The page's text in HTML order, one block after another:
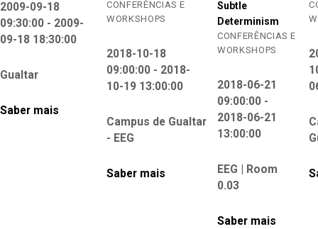
2009-09-18
09:30:00 - 2009-
09-18 18:30:00
Gualtar
Saber mais
CONFERÊNCIAS E
WORKSHOPS
2018-10-18
09:00:00 - 2018-
10-19 13:00:00
Campus de Gualtar
- EEG
Saber mais
Subtle
Determinism
CONFERÊNCIAS E
WORKSHOPS
2018-06-21
09:00:00 -
2018-06-21
13:00:00
EEG | Room
0.03
Saber mais